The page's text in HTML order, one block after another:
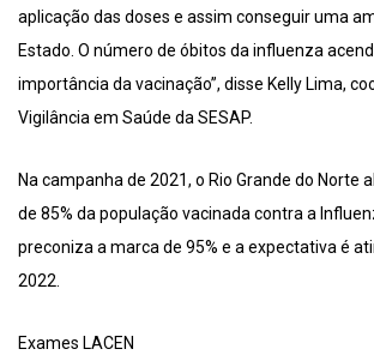
aplicação das doses e assim conseguir uma
Estado. O número de óbitos da influenza
importância da vacinação”, disse Kelly Lima,
Vigilância em Saúde da SESAP.
Na campanha de 2021, o Rio Grande do Norte
de 85% da população vacinada contra a
preconiza a marca de 95% e a expectativa é
2022.
Exames LACEN